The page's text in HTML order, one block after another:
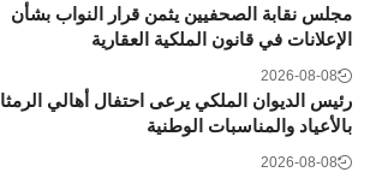
مجلس نقابة الصحفيين يثمن قرار النواب بشأن
الإعلانات في قانون الملكية العقارية
2026-08-08
رئيس الديوان الملكي يرعى احتفال أهالي الرمثا
بالأعياد والمناسبات الوطنية
2026-08-08